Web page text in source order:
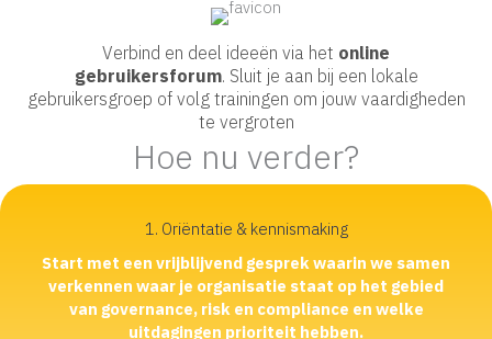
Verbind en deel ideeën via het online
gebruikersforum. Sluit je aan bij een lokale
gebruikersgroep of volg trainingen om jouw vaardigheden
te vergroten
Hoe nu verder?
1. Oriëntatie & kennismaking
Start met een vrijblijvend gesprek waarin we samen
verkennen waar je organisatie staat op het gebied
van governance, risk en compliance en welke
uitdagingen prioriteit hebben.